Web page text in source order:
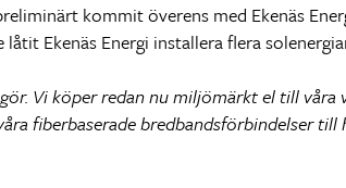
kommit överens med Ekenäs
Ekenäs Energi installera flera
Vi köper redan nu miljömärkt el till våra
fiberbaserade bredbandsförbindelser till